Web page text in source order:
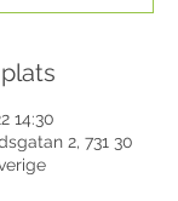
14:30
2, 731 30